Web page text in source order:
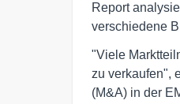
Report
verschiedene
"Viele
zu verkaufen",
(M&A) in der